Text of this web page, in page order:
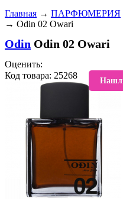
Главная → ПАРФЮМЕРИЯ
→ Odin 02 Owari
Odin Odin 02 Owari
Оценить:
Код товара: 25268
В